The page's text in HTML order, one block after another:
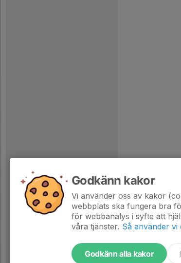
Godkänn kakor
Vi använder oss av kakor
webbplats ska fungera bra
för webbanalys i syfte att
våra tjänster. Så använder vi
Godkänn alla kakor